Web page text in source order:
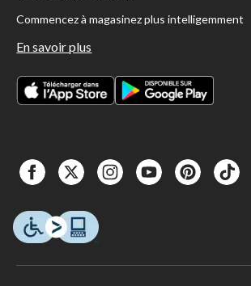
Commencez à magasinez plus intelligemment
En savoir plus